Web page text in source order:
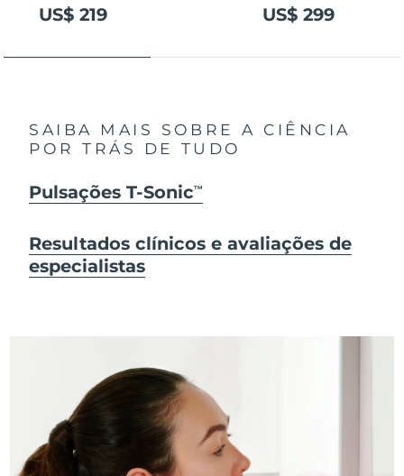
US$ 219 US$ 299
SAIBA MAIS SOBRE A CIÊNCIA
POR TRÁS DE TUDO
Pulsações T-SonicTM
Resultados clínicos e avaliações de
especialistas